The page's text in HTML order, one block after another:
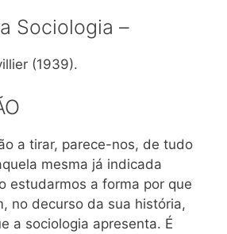
Sociologia –
(1939).
a tirar, parece-nos, de tudo
mesma já indicada
estudarmos a forma por que
no decurso da sua história,
a sociologia apresenta. É